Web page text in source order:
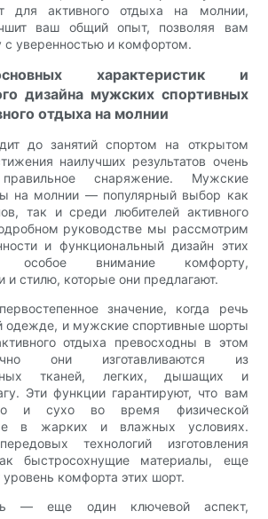
для активного отдыха на молнии,
ваш общий опыт, позволяя вам
с уверенностью и комфортом.
характеристик и
дизайна мужских спортивных
отдыха на молнии
до занятий спортом на открытом
наилучших результатов очень
снаряжение. Мужские
на молнии — популярный выбор как
так и среди любителей активного
руководстве мы рассмотрим
и функциональный дизайн этих
особое внимание комфорту,
и стилю, которые они предлагают.
значение, когда речь
одежде, и мужские спортивные шорты
отдыха превосходны в этом
они изготавливаются из
тканей, легких, дышащих и
Эти функции гарантируют, что вам
и сухо во время физической
в жарких и влажных условиях.
технологий изготовления
быстросохнущие материалы, еще
комфорта этих шорт.
— еще один ключевой аспект,